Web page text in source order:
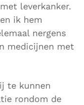
leverkanker.
ik hem
nergens
medicijnen met
te kunnen
rondom de